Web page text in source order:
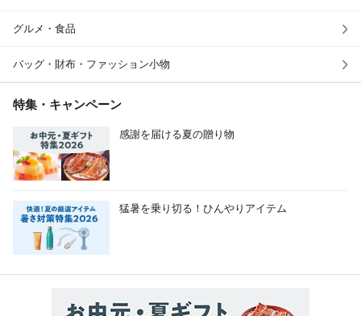
グルメ・食品
バッグ・財布・ファッション小物
特集・キャンペーン
感謝を届ける夏の贈り物
猛暑を乗り切る！ひんやりアイテム